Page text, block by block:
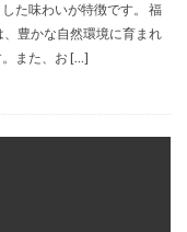
た味わいが特徴です。 福
豊かな自然環境に育まれ
また、お […]